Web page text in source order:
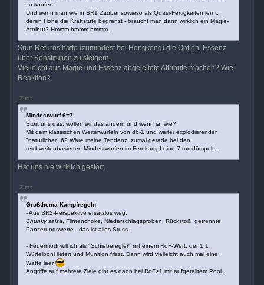
zu kaufen.
Und wenn man wie in SR1 Zauber sowieso als Quasi-Fertigkeiten lernt,
deren Höhe die Kraftstufe begrenzt - braucht man dann wirklich ein Magie-
Attribut? Hmmm hmmm hmmm.
Srun Returns hatte (zumindest bei Hongkong) die Option, Essenz
über Konstitution zu steigern.
Vielleicht aus Magie und Essenz abgeleitete Attribute machen? Wie
Reaktion?
Zitat
Mindestwurf 6=7:
Stört uns das, wollen wir das ändern und wenn ja, wie?
Mit dem klassischen Weiterwürfeln von d6-1 und weiter explodierender
"natürlicher" 6? Wäre meine Tendenz, zumal gerade bei den
reichweitenbasierten Mindestwürfen im Fernkampf eine 7 rumdümpelt...
Hat uns nie wirklich gestört.
Zitat
Großthema Kampfregeln:
- Aus SR2-Perspektive ersatzlos weg:
Chunky salsa , Flintenchoke, Niederschlagsproben, Rückstoß, getrennte
Panzerungswerte - das ist alles Stuss.
- Feuermodi will ich als "Schieberegler" mit einem RoF-Wert, der 1:1
Würfelboni liefert und Munition frisst. Dann wird vielleicht auch mal eine
Waffe leer
Angriffe auf mehrere Ziele gibt es dann bei RoF>1 mit aufgeteiltem Pool.